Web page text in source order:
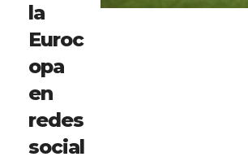
la
Euroc
opa
en
redes
social